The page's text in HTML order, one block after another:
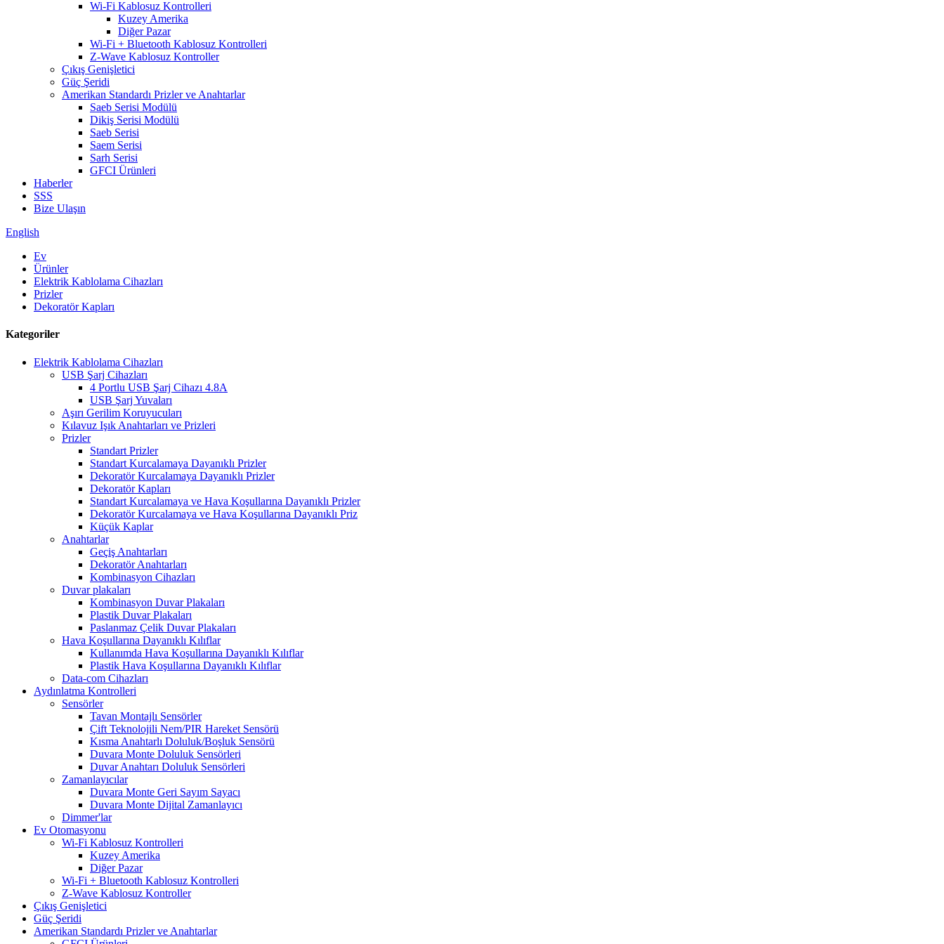
Wi-Fi Kablosuz Kontrolleri
Kuzey Amerika
Diğer Pazar
Wi-Fi + Bluetooth Kablosuz Kontrolleri
Z-Wave Kablosuz Kontroller
Çıkış Genişletici
Güç Şeridi
Amerikan Standardı Prizler ve Anahtarlar
Saeb Serisi Modülü
Dikiş Serisi Modülü
Saeb Serisi
Saem Serisi
Sarh Serisi
GFCI Ürünleri
Haberler
SSS
Bize Ulaşın
English
Ev
Ürünler
Elektrik Kablolama Cihazları
Prizler
Dekoratör Kapları
Kategoriler
Elektrik Kablolama Cihazları
USB Şarj Cihazları
4 Portlu USB Şarj Cihazı 4.8A
USB Şarj Yuvaları
Aşırı Gerilim Koruyucuları
Kılavuz Işık Anahtarları ve Prizleri
Prizler
Standart Prizler
Standart Kurcalamaya Dayanıklı Prizler
Dekoratör Kurcalamaya Dayanıklı Prizler
Dekoratör Kapları
Standart Kurcalamaya ve Hava Koşullarına Dayanıklı Prizler
Dekoratör Kurcalamaya ve Hava Koşullarına Dayanıklı Priz
Küçük Kaplar
Anahtarlar
Geçiş Anahtarları
Dekoratör Anahtarları
Kombinasyon Cihazları
Duvar plakaları
Kombinasyon Duvar Plakaları
Plastik Duvar Plakaları
Paslanmaz Çelik Duvar Plakaları
Hava Koşullarına Dayanıklı Kılıflar
Kullanımda Hava Koşullarına Dayanıklı Kılıflar
Plastik Hava Koşullarına Dayanıklı Kılıflar
Data-com Cihazları
Aydınlatma Kontrolleri
Sensörler
Tavan Montajlı Sensörler
Çift Teknolojili Nem/PIR Hareket Sensörü
Kısma Anahtarlı Doluluk/Boşluk Sensörü
Duvara Monte Doluluk Sensörleri
Duvar Anahtarı Doluluk Sensörleri
Zamanlayıcılar
Duvara Monte Geri Sayım Sayacı
Duvara Monte Dijital Zamanlayıcı
Dimmer'lar
Ev Otomasyonu
Wi-Fi Kablosuz Kontrolleri
Kuzey Amerika
Diğer Pazar
Wi-Fi + Bluetooth Kablosuz Kontrolleri
Z-Wave Kablosuz Kontroller
Çıkış Genişletici
Güç Şeridi
Amerikan Standardı Prizler ve Anahtarlar